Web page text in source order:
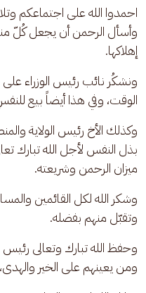
احمدوا الله على اجتماعكم
وأسأل الرحمن أن يجعل كُلّ
إهلاكها.
ونشكُر نائب رئيس الوزراء
الوقت، وفي هذا أيضاً بيع
وكذلك الأخ رئيس الولاية
بذل النفس لأجل الله تبارك
ميزان الرحمن وشريعته.
وشكر الله لكل القائمين
وتقبّل منهم بفضله.
وحفظ الله تبارك وتعالى رئيس
ومن يعينهم على الخير